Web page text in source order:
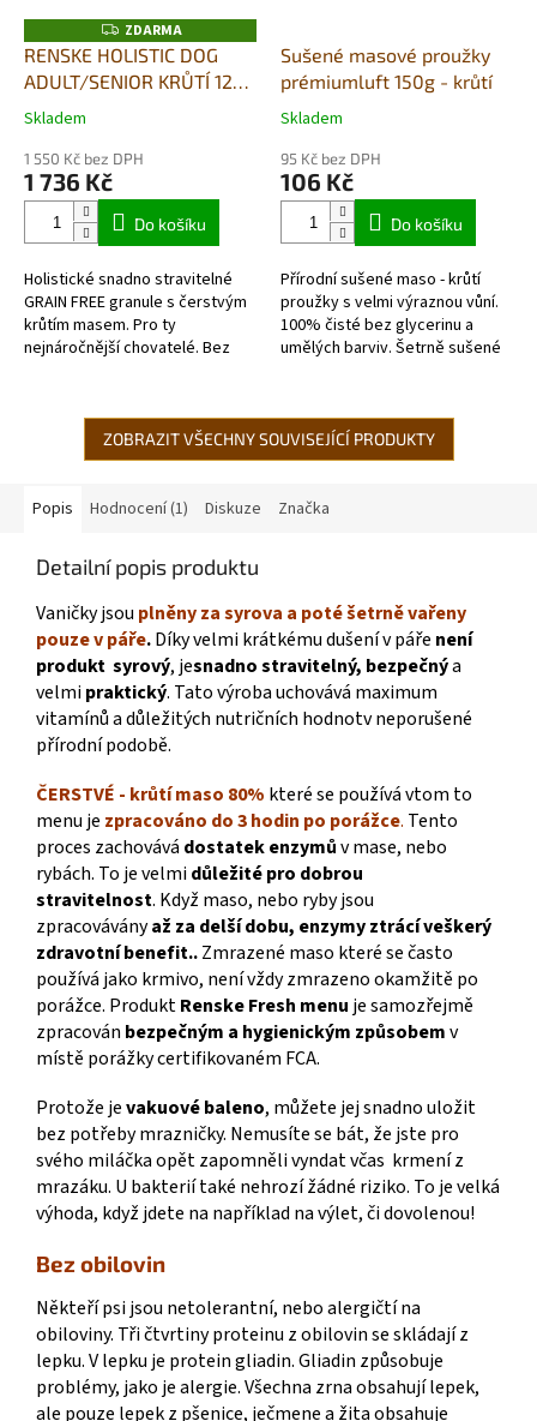
Z
D
A
R
ZDARMA
RENSKE HOLISTIC DOG
ADULT/SENIOR KRŮTÍ 12kg
+ DUŠENÉ MASO V PÁŘE
Průměrné
produktu
je
hvězdiček.
Skladem
1 550 Kč bez DPH
1 736 Kč
Do košíku
Holistické snadno stravitelné
GRAIN FREE granule s čerstvým
krůtím masem. Pro ty
nejnáročnější chovatelé. Bez
stravitelné vhodné...
Sušené masové proužky
prémiumluft 150g - krůtí
Průměrné
produktu
je
hvězdiček.
Skladem
95 Kč bez DPH
106 Kč
Do košíku
Přírodní sušené maso - krůtí
proužky s velmi výraznou vůní.
100% čisté bez glycerinu a
umělých barviv. Šetrně sušené
ZOBRAZIT VŠECHNY SOUVISEJÍCÍ PRODUKTY
Popis Hodnocení (1) Diskuze Značka
Detailní popis produktu
Vaničky jsou plněny za syrova a poté šetrně vařeny
pouze v páře.Díky velmi krátkému dušení v páře není
produkt syrový, jesnadno stravitelný, bezpečnýa
velmipraktický. Tato výroba uchovává maximum
vitamínů a důležitých nutričních hodnotv neporušené
přírodní podobě.
ČERSTVÉ - krůtí maso 80% které se používá vtom to
menu je zpracováno do 3 hodin po porážce. Tento
proces zachovává dostatek enzymův mase, nebo
rybách. To je velmidůležité pro dobrou
stravitelnost. Když maso, nebo ryby jsou
zpracováványaž za delší dobu, enzymyztrácí veškerý
zdravotní benefit..Zmrazené maso které se často
používá jako krmivo, není vždy zmrazeno okamžitě po
porážce. ProduktRenske Fresh menu je samozřejmě
zpracován bezpečným a hygienickým způsobemv
místě porážky certifikovaném FCA.
Protože jevakuové baleno, můžete jej snadno uložit
bez potřeby mrazničky. Nemusíte se bát, že jste pro
svého miláčka opět zapomněli vyndat včas krmení z
mrazáku. U bakterií také nehrozí žádné riziko. To je velká
výhoda, když jdete na například na výlet, či dovolenou!
Bez obilovin
Někteří psi jsou netolerantní, nebo alergičtí na
obiloviny. Tři čtvrtiny proteinu z obilovin se skládají z
lepku. V lepku je protein gliadin. Gliadin způsobuje
problémy, jako je alergie. Všechna zrna obsahují lepek,
ale pouze lepek z pšenice, ječmene a žita obsahuje